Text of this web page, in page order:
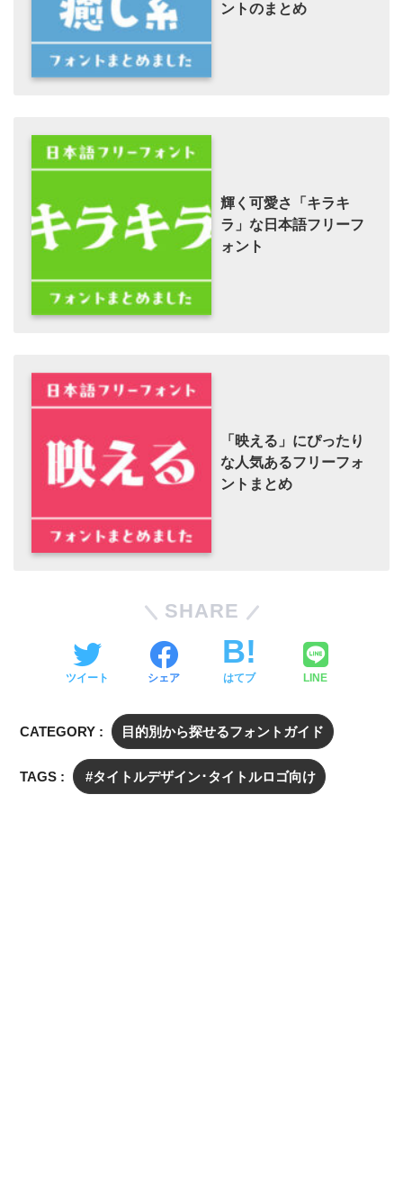
ントのまとめ
輝く可愛さ「キラキ
ラ」な日本語フリーフ
ォント
「映える」にぴったり
な人気あるフリーフォ
ントまとめ
SHARE
ツイート シェア はてブ LINE
CATEGORY : 目的別から探せるフォントガイド
TAGS : タイトルデザイン･タイトルロゴ向け